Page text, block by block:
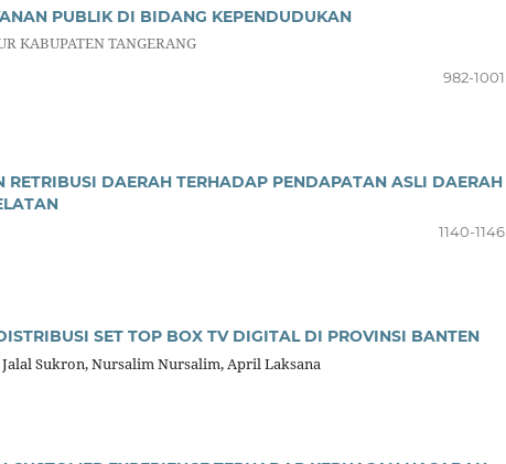
PUBLIK DI BIDANG KEPENDUDUKAN
KABUPATEN TANGERANG
982-1001
DAERAH TERHADAP PENDAPATAN ASLI DAERAH
1140-1146
SET TOP BOX TV DIGITAL DI PROVINSI BANTEN
Sukron, Nursalim Nursalim, April Laksana